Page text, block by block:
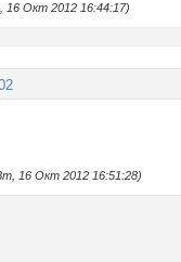
Окт 2012 16:44:17)
16 Окт 2012 16:51:28)